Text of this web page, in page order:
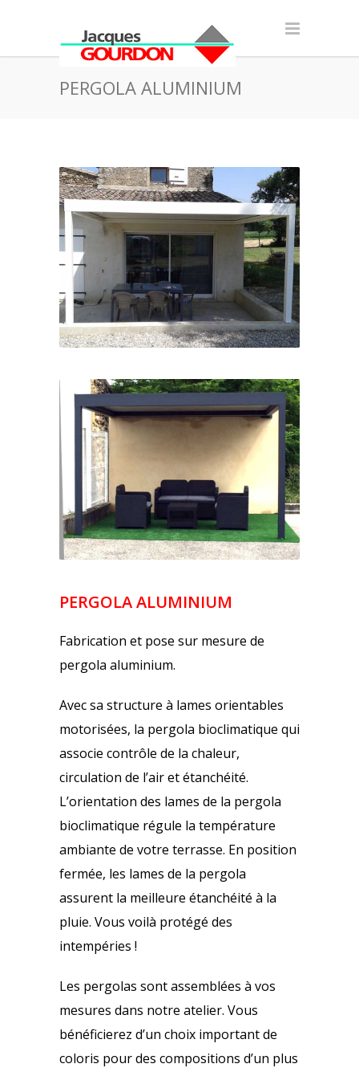
PERGOLA ALUMINIUM
PERGOLA ALUMINIUM
Fabrication et pose sur mesure de
pergola aluminium.
Avec sa structure à lames orientables
motorisées, la pergola bioclimatique qui
associe contrôle de la chaleur,
circulation de l’air et étanchéité.
L’orientation des lames de la pergola
bioclimatique régule la température
ambiante de votre terrasse. En position
fermée, les lames de la pergola
assurent la meilleure étanchéité à la
pluie. Vous voilà protégé des
intempéries !
Les pergolas sont assemblées à vos
mesures dans notre atelier. Vous
bénéficierez d’un choix important de
coloris pour des compositions d’un plus